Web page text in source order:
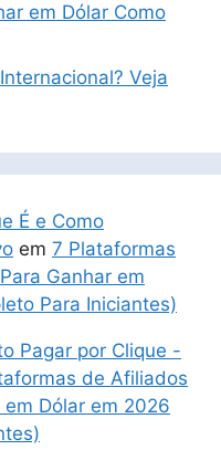
em Dólar Como
Veja
É e Como
em 7 Plataformas
Ganhar em
Para Iniciantes)
Pagar por Clique -
de Afiliados
Dólar em 2026